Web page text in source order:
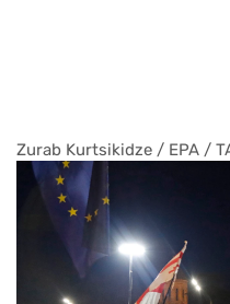
Zurab Tsertsvadze / AP